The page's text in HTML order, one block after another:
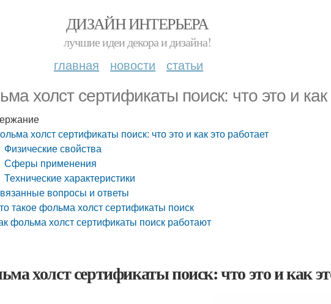
ДИЗАЙН ИНТЕРЬЕРА
лучшие идеи декора и дизайна!
главная новости статьи
холст сертификаты поиск: что это и как
холст сертификаты поиск: что это и как это работает
Физические свойства
Сферы применения
Технические характеристики
вопросы и ответы
такое фольма холст сертификаты поиск
фольма холст сертификаты поиск работают
холст сертификаты поиск: что это и как